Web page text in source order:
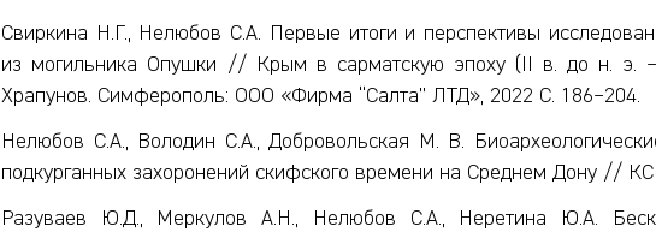
Свиркина Н.Г., Нелюбов С.А. Первые итоги и перспективы
из могильника Опушки // Крым в сарматскую эпоху (II в. до н.
Храпунов. Симферополь: ООО «Фирма “Салта” ЛТД», 2022 С. 186–204.
Нелюбов С.А., Володин С.А., Добровольская М. В.
подкурганных захоронений скифского времени на Среднем Дону //
Разуваев Ю.Д., Меркулов А.Н., Нелюбов С.А., Неретина Ю.А.